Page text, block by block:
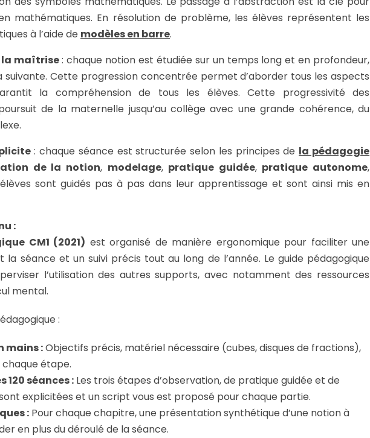
mathématiques. En résolution de problème, les élèves représentent les
à l’aide de modèles en barre.
maîtrise: chaque notion est étudiée sur un temps long et en profondeur,
suivante. Cette progression concentrée permet d’aborder tous les aspects
la compréhension de tous les élèves. Cette progressivité des
de la maternelle jusqu’au collège avec une grande cohérence, du
: chaque séance est structurée selon les principes de la pédagogie
de la notion, modelage, pratique guidée, pratique autonome,
sont guidés pas à pas dans leur apprentissage et sont ainsi mis en
:
CM1 (2021) est organisé de manière ergonomique pour faciliter une
séance et un suivi précis tout au long de l’année. Le guide pédagogique
l’utilisation des autres supports, avec notamment des ressources
mental.
:
mains :Objectifs précis, matériel nécessaire (cubes, disques de fractions),
étape.
120 séances : Les trois étapes d’observation, de pratique guidée et de
explicitées et un script vous est proposé pour chaque partie.
: Pour chaque chapitre, une présentation synthétique d’une notion à
en plus du déroulé de la séance.